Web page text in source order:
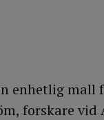
enhetlig mall
forskare